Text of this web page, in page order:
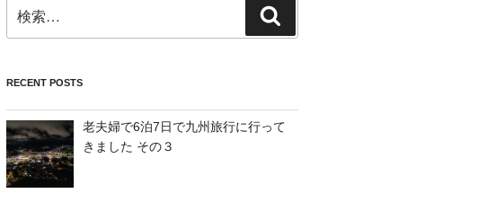
索:
索
RECENT POSTS
老夫婦で6泊7日で九州旅行に行って
きました その３